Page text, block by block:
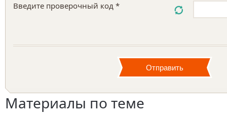
Введите проверочный код *
Материалы по теме